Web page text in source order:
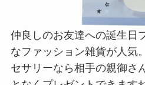
仲良しのお友達への誕生日
なファッション雑貨が人気
セサリーなら相手の親御さ